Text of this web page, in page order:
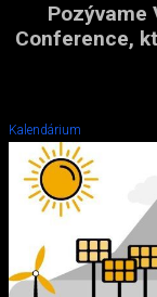
Pozývame
Conference,
Kalendárium